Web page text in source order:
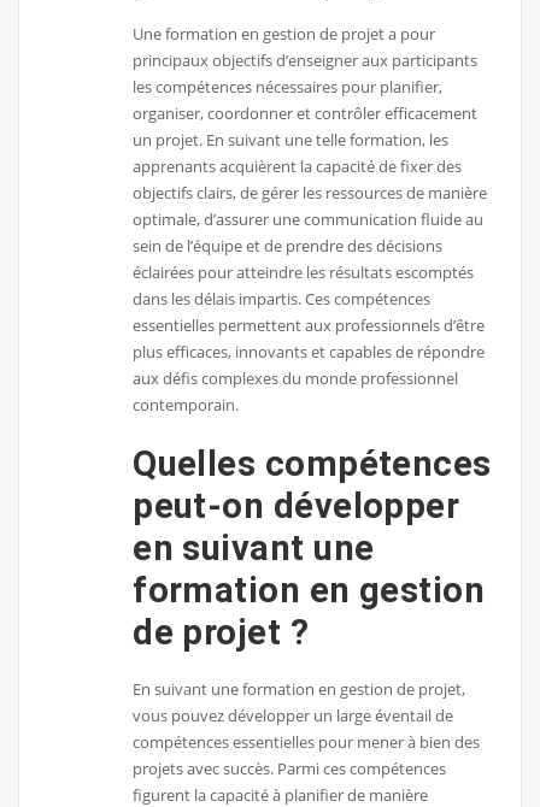
Une formation en gestion de projet a pour
principaux objectifs d’enseigner aux participants
les compétences nécessaires pour planifier,
organiser, coordonner et contrôler efficacement
un projet. En suivant une telle formation, les
apprenants acquièrent la capacité de fixer des
objectifs clairs, de gérer les ressources de manière
optimale, d’assurer une communication fluide au
sein de l’équipe et de prendre des décisions
éclairées pour atteindre les résultats escomptés
dans les délais impartis. Ces compétences
essentielles permettent aux professionnels d’être
plus efficaces, innovants et capables de répondre
aux défis complexes du monde professionnel
contemporain.
Quelles compétences
peut-on développer
en suivant une
formation en gestion
de projet ?
En suivant une formation en gestion de projet,
vous pouvez développer un large éventail de
compétences essentielles pour mener à bien des
projets avec succès. Parmi ces compétences
figurent la capacité à planifier de manière